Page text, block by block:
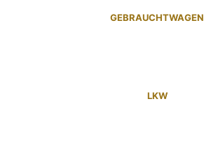
GEBRAUCHTWAGEN
LKW